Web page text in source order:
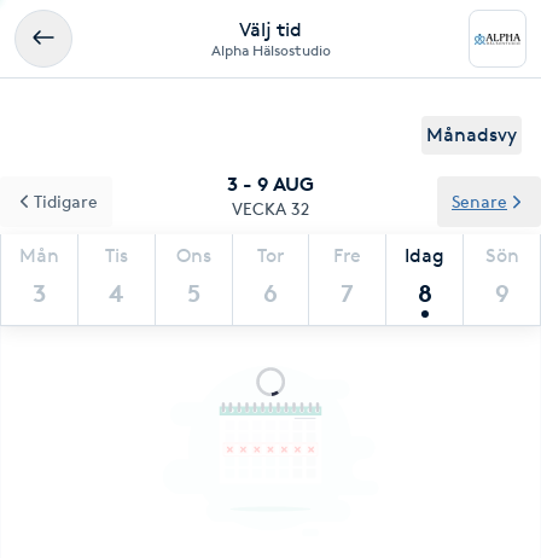
Välj tid
Alpha Hälsostudio
Månadsvy
3 - 9 AUG
VECKA 32
Mån
3
Tis
4
Ons
5
Tor
6
Fre
7
Idag
8
Sön
9
Tidigare Senare